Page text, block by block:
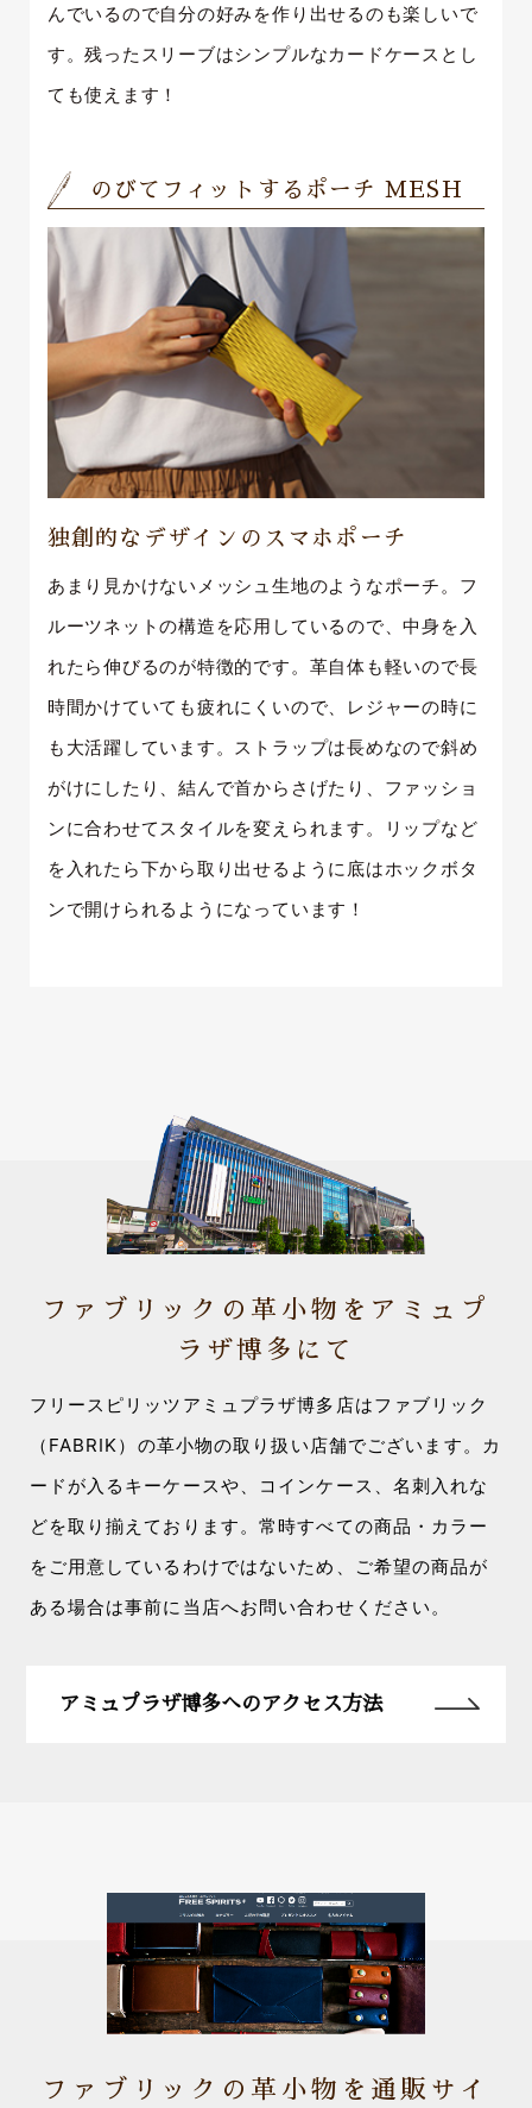
んでいるので自分の好みを作り出せるのも楽しいで
す。残ったスリーブはシンプルなカードケースとし
ても使えます！
のびてフィットするポーチ MESH
独創的なデザインのスマホポーチ
あまり見かけないメッシュ生地のようなポーチ。フ
ルーツネットの構造を応用しているので、中身を入
れたら伸びるのが特徴的です。革自体も軽いので長
時間かけていても疲れにくいので、レジャーの時に
も大活躍しています。ストラップは長めなので斜め
がけにしたり、結んで首からさげたり、ファッショ
ンに合わせてスタイルを変えられます。リップなど
を入れたら下から取り出せるように底はホックボタ
ンで開けられるようになっています！
ファブリックの革小物をアミュプ
ラザ博多にて
フリースピリッツアミュプラザ博多店はファブリック
（FABRIK）の革小物の取り扱い店舗でございます。カ
ードが入るキーケースや、コインケース、名刺入れな
どを取り揃えております。常時すべての商品・カラー
をご用意しているわけではないため、ご希望の商品が
ある場合は事前に当店へお問い合わせください。
アミュプラザ博多へのアクセス方法
ファブリックの革小物を通販サイ